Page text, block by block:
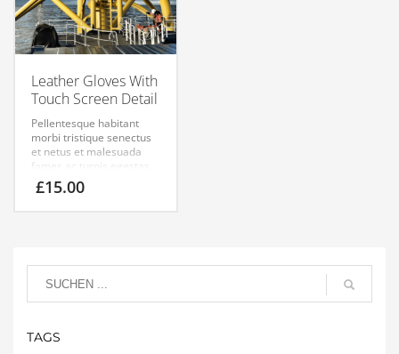
Leather Gloves With
Touch Screen Detail
Pellentesque habitant
morbi tristique senectus
et netus et malesuada
fames ac turpis egestas.
Vestibulum tortor quam,
feugiat vitae, ultricies
mi vitae est. Mauris
placerat eleifend leo.
£15.00
TAGS